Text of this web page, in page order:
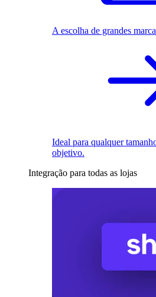
A escolha de grandes
Ideal para qualquer
objetivo.
Integração para todas as lojas